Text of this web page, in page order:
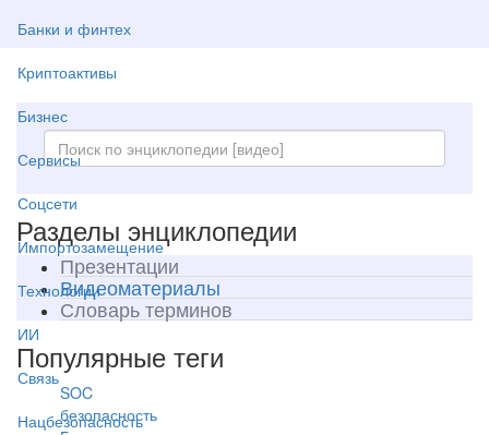
Банки и финтех
Криптоактивы
Бизнес
Сервисы
Соцсети
Импортозамещение
Технологии
ИИ
Связь
Нацбезопасность
Разделы энциклопедии
Презентации
Видеоматериалы
Словарь терминов
Популярные теги
SOC
безопасность